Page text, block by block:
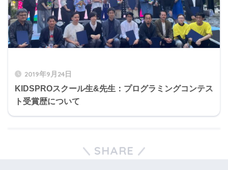
2019年9月24日
KIDSPROスクール生&先生：プログラミングコンテス
ト受賞歴について
SHARE